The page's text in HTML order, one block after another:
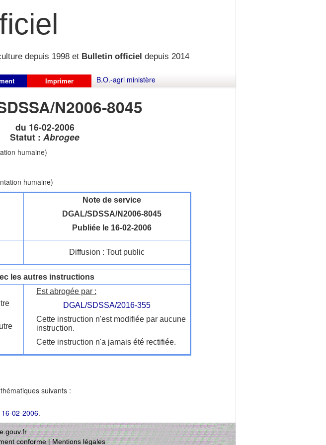
depuis 1998 et Bulletin officiel depuis 2014
Imprimer B.O.-agri ministère
N2006-8045
du 16-02-2006
Statut : Abrogee
humaine)
humaine)
Note de service
DGAL/SDSSA/N2006-8045
Publiée le 16-02-2006
Diffusion : Tout public
les autres instructions
Est abrogée par :
DGAL/SDSSA/2016-355
Cette instruction n'est modifiée par aucune
instruction.
Cette instruction n'a jamais été rectifiée.
suivants :
16-02-2006.
conforme|Mentions légales